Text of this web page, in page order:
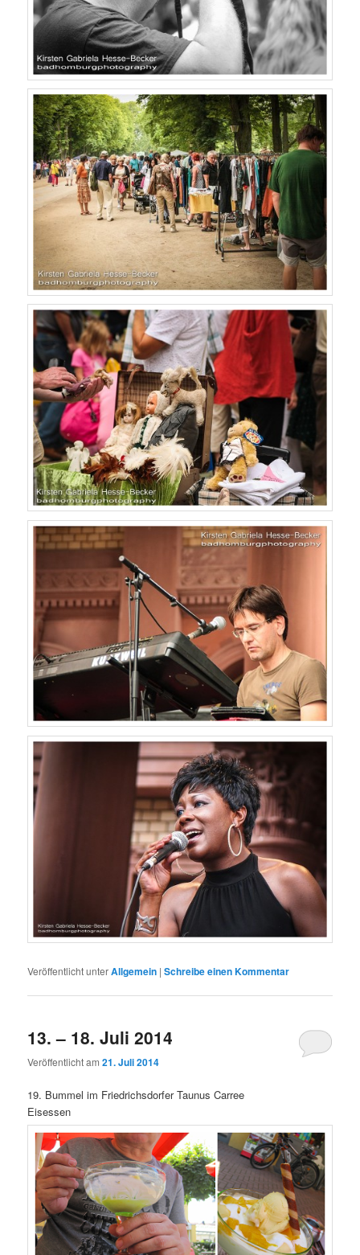
Veröffentlicht unterAllgemein |Schreibe einen Kommentar
13. – 18. Juli 2014
Veröffentlicht am21. Juli 2014
19. Bummel im Friedrichsdorfer Taunus Carree
Eisessen